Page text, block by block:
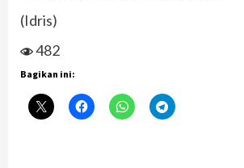
(Idris)
482
Bagikan ini: